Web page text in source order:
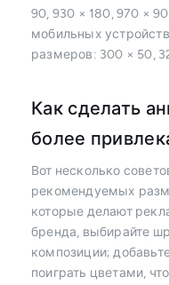
90, 930 × 180, 970 ×
мобильных
размеров: 300 × 50,
Как сделать
более
Вот несколько
рекомендуемых
которые делают
бренда, выбирайте
композиции;
поиграть цветами,